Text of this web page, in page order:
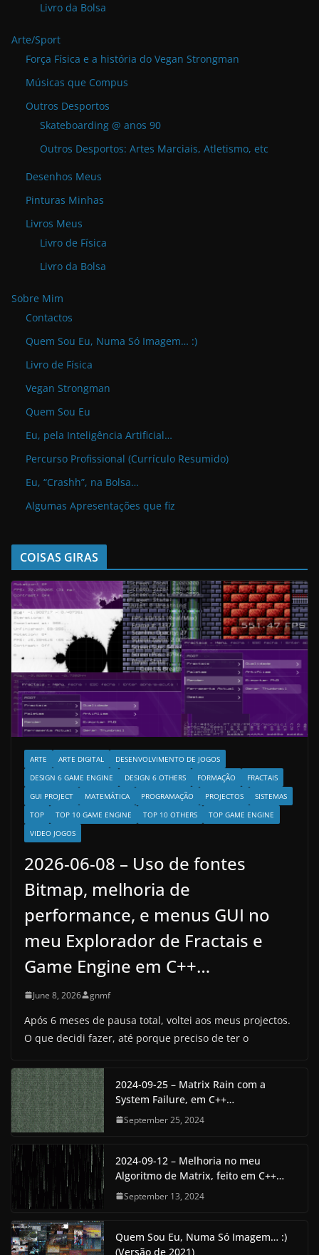
Livro da Bolsa
Arte/Sport
Força Física e a história do Vegan Strongman
Músicas que Compus
Outros Desportos
Skateboarding @ anos 90
Outros Desportos: Artes Marciais, Atletismo, etc
Desenhos Meus
Pinturas Minhas
Livros Meus
Livro de Física
Livro da Bolsa
Sobre Mim
Contactos
Quem Sou Eu, Numa Só Imagem… :)
Livro de Física
Vegan Strongman
Quem Sou Eu
Eu, pela Inteligência Artificial…
Percurso Profissional (Currículo Resumido)
Eu, “Crashh”, na Bolsa…
Algumas Apresentações que fiz
COISAS GIRAS
ARTE ARTE DIGITAL
DESENVOLVIMENTO DE JOGOS
DESIGN 6 GAME ENGINE
DESIGN 6 OTHERS FORMAÇÃO
FRACTAIS
GUI PROJECT
MATEMÁTICA PROGRAMAÇÃO PROJECTOS
SISTEMAS
TOP
TOP 10 GAME ENGINE TOP 10 OTHERS
TOP GAME ENGINE
VIDEO JOGOS
2026-06-08 – Uso de fontes
Bitmap, melhoria de
performance, e menus GUI no
meu Explorador de Fractais e
Game Engine em C++…
June 8, 2026 gnmf
Após 6 meses de pausa total, voltei aos meus projectos.
O que decidi fazer, até porque preciso de ter o
2024-09-25 – Matrix Rain com a
System Failure, em C++…
September 25, 2024
2024-09-12 – Melhoria no meu
Algoritmo de Matrix, feito em C++…
September 13, 2024
Quem Sou Eu, Numa Só Imagem… :)
(Versão de 2021)